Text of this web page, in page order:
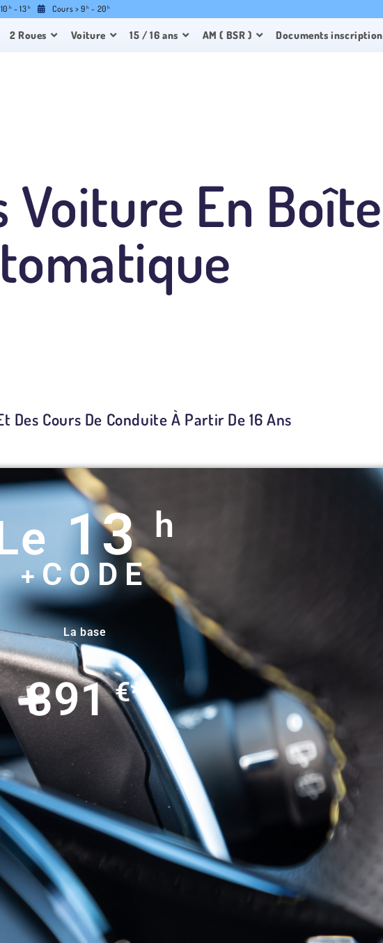
h - 13 h Cours > 9 h - 20 h
2 Roues Voiture 15 / 16 ans AM ( BSR ) Documents inscription
Voiture En Boîte
Des Cours De Conduite À Partir De 16 Ans
13h
+CODE
La base
891€*